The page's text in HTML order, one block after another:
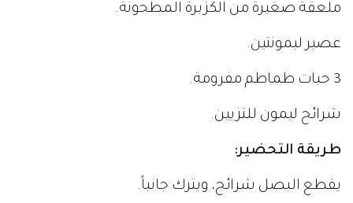
ملعقة صغيرة من الكزبرة المطحونة.
عصير ليمونتين.
3 حبات طماطم مفرومة.
شرائح ليمون للتزيين.
طريقة التحضير:
يقطع البصل شرائح، ويترك جانباً.